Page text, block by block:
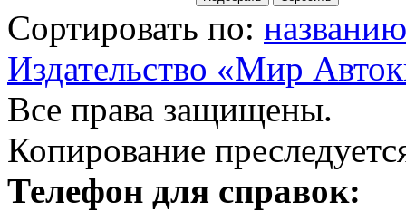
Сортировать по: названию
Издательство «Мир
Все права защищены.
Копирование
Телефон для справок: